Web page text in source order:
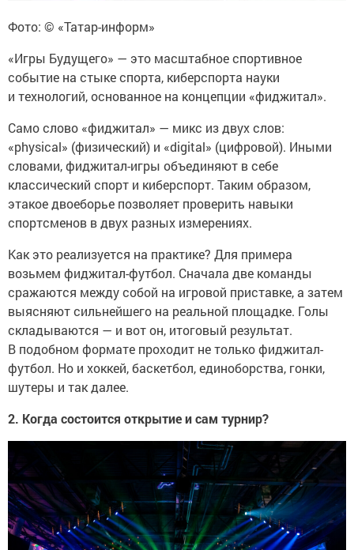
Фото: © «Татар-информ»
«Игры Будущего» — это масштабное спортивное
событие на стыке спорта, киберспорта науки
и технологий, основанное на концепции «фиджитал».
Само слово «фиджитал» — микс из двух слов:
«physical» (физический) и «digital» (цифровой). Иными
словами, фиджитал-игры объединяют в себе
классический спорт и киберспорт. Таким образом,
этакое двоеборье позволяет проверить навыки
спортсменов в двух разных измерениях.
Как это реализуется на практике? Для примера
возьмем фиджитал-футбол. Сначала две команды
сражаются между собой на игровой приставке, а затем
выясняют сильнейшего на реальной площадке. Голы
складываются — и вот он, итоговый результат.
В подобном формате проходит не только фиджитал-
футбол. Но и хоккей, баскетбол, единоборства, гонки,
шутеры и так далее.
2. Когда состоится открытие и сам турнир?